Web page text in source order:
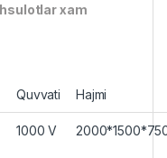
xam
Quvvati Hajmi
1000 V